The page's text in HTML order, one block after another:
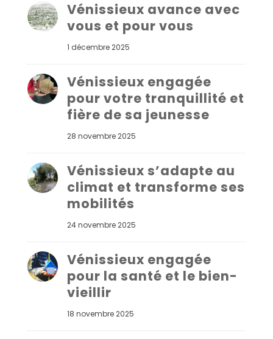
Vénissieux avance avec
vous et pour vous
1 décembre 2025
Vénissieux engagée
pour votre tranquillité et
fière de sa jeunesse
28 novembre 2025
Vénissieux s’adapte au
climat et transforme ses
mobilités
24 novembre 2025
Vénissieux engagée
pour la santé et le bien-
vieillir
18 novembre 2025